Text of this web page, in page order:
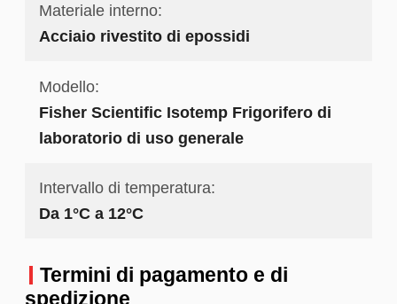
Materiale interno:
Acciaio rivestito di epossidi
Modello:
Fisher Scientific Isotemp Frigorifero di
laboratorio di uso generale
Intervallo di temperatura:
Da 1°C a 12°C
Termini di pagamento e di
spedizione